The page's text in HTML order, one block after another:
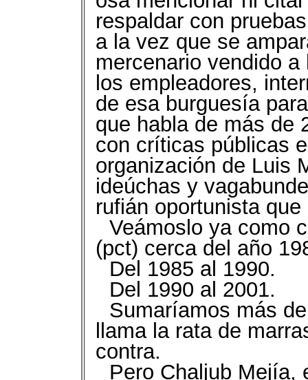
respaldar con
a la vez que se
mercenario vendido
los empleadores,
de esa burguesía
que habla de más de
con críticas públicas
organización de Luis
ideúchas y
rufián oportunista
Veámoslo ya como
(pct) cerca del año
Del 1985 al 1990.
Del 1990 al 2001.
Sumaríamos más
llama la rata de
contra.
Pero Chaljub Mejía,